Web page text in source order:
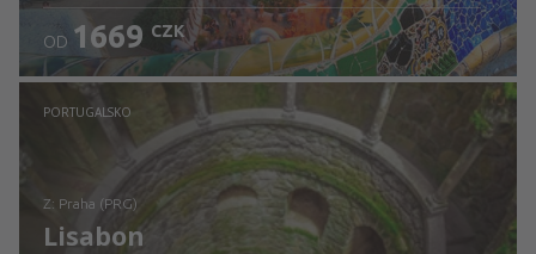
Zjistěte detaily
OD 1669 CZK
PORTUGALSKO
z: Praha (PRG)
Lisabon